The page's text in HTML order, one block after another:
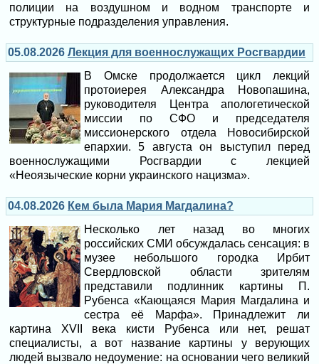
полиции на воздушном и водном транспорте и
структурные подразделения управления.
05.08.2026 Лекция для военнослужащих Росгвардии
В Омске продолжается цикл лекций
протоиерея Александра Новопашина,
руководителя Центра апологетической
миссии по СФО и председателя
миссионерского отдела Новосибирской
епархии. 5 августа он выступил перед
военнослужащими Росгвардии с лекцией
«Неоязыческие корни украинского нацизма».
04.08.2026 Кем была Мария Магдалина?
Несколько лет назад во многих
российских СМИ обсуждалась сенсация: в
музее небольшого городка Ирбит
Свердловской области зрителям
представили подлинник картины П.
Рубенса «Кающаяся Мария Магдалина и
сестра её Марфа». Принадлежит ли
картина XVII века кисти Рубенса или нет, решат
специалисты, а вот название картины у верующих
людей вызвало недоумение: на основании чего великий